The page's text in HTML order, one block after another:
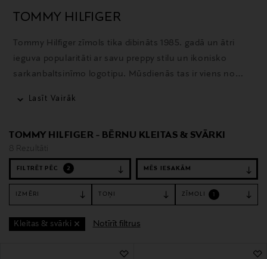
TOMMY HILFIGER
Tommy Hilfiger zīmols tika dibināts 1985. gadā un ātri
ieguva popularitāti ar savu preppy stilu un ikonisko
sarkanbaltsinīmo logotipu. Mūsdienās tas ir viens no
Lasīt Vairāk
TOMMY HILFIGER - BĒRNU KLEITAS & SVĀRKI
8 Rezultāti
FILTRĒT PĒC 2
IZMĒRI TOŅI ZĪMOLI
Kleitas & svārki Notīrīt filtrus